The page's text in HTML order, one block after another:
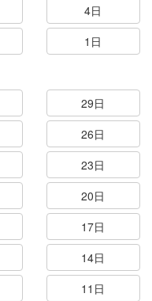
4日
1日
29日
26日
23日
20日
17日
14日
11日